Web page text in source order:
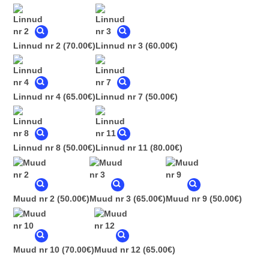
Linnud nr 2 (70.00€)Linnud nr 3 (60.00€)
Linnud nr 4 (65.00€)Linnud nr 7 (50.00€)
Linnud nr 8 (50.00€)Linnud nr 11 (80.00€)
Muud nr 2 (50.00€)Muud nr 3 (65.00€)Muud nr 9 (50.00€)
Muud nr 10 (70.00€)Muud nr 12 (65.00€)